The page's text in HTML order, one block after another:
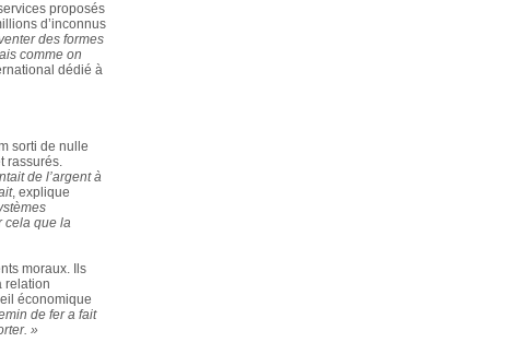
proposés
d’inconnus
des formes
comme on
dédié à
sorti de nulle
rassurés.
de l’argent à
, explique
cela que la
moraux. Ils
relation
économique
de fer a fait
»